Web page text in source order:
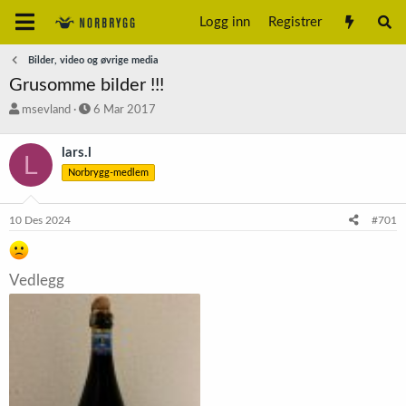
Logg inn Registrer
Bilder, video og øvrige media
Grusomme bilder !!!
T
å
d
s
a
r
t
e
msevland
S
t
a
6 Mar 2017
L lars.l
Norbrygg-medlem
10 Des 2024 #701
Vedlegg